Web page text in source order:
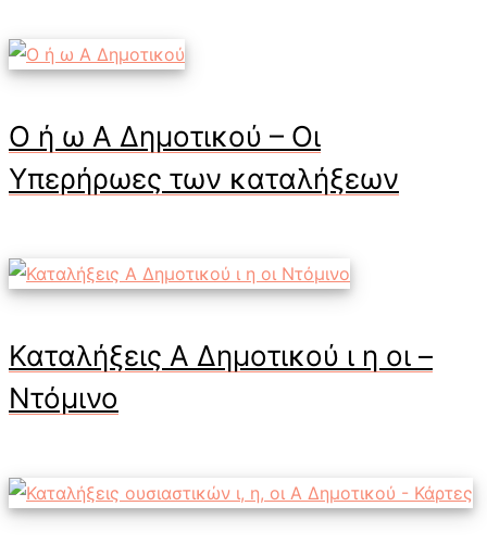
Ο ή ω Α Δημοτικού – Οι
Υπερήρωες των καταλήξεων
Καταλήξεις Α Δημοτικού ι η οι –
Ντόμινο